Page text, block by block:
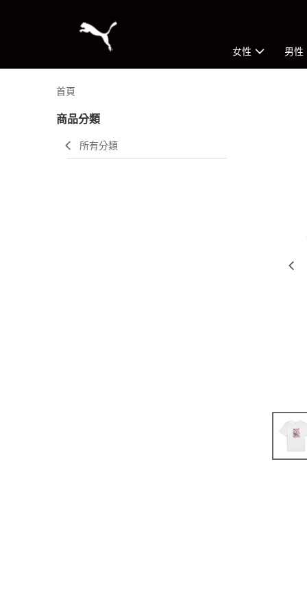
女性 男性
首頁
商品分類
所有分類